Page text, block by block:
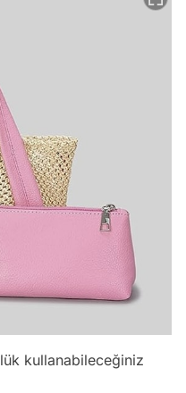
kullanabileceğiniz